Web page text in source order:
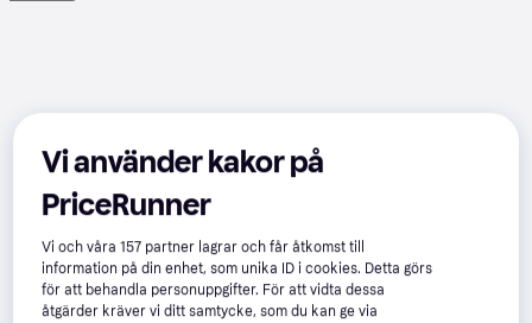
Vi använder kakor på
PriceRunner
Vi och våra157 partner lagrar och får åtkomst till
information på din enhet, som unika ID i cookies. Detta görs
för att behandla personuppgifter. För att vidta dessa
åtgärder kräver vi ditt samtycke, som du kan ge via